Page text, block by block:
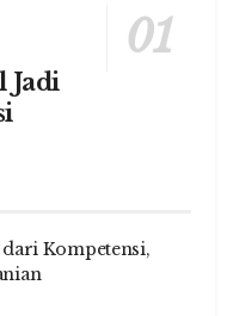
Jadi
Kompetensi,